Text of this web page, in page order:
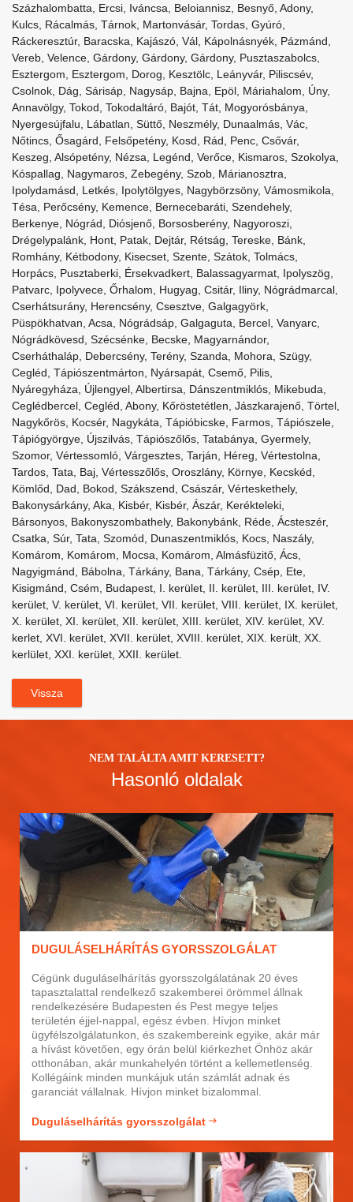
Százhalombatta, Ercsi, Iváncsa, Beloiannisz, Besnyő, Adony,
Kulcs, Rácalmás, Tárnok, Martonvásár, Tordas, Gyúró,
Ráckeresztúr, Baracska, Kajászó, Vál, Kápolnásnyék, Pázmánd,
Vereb, Velence, Gárdony, Gárdony, Gárdony, Pusztaszabolcs,
Esztergom, Esztergom, Dorog, Kesztölc, Leányvár, Piliscsév,
Csolnok, Dág, Sárisáp, Nagysáp, Bajna, Epöl, Máriahalom, Úny,
Annavölgy, Tokod, Tokodaltáró, Bajót, Tát, Mogyorósbánya,
Nyergesújfalu, Lábatlan, Süttő, Neszmély, Dunaalmás, Vác,
Nőtincs, Ősagárd, Felsőpetény, Kosd, Rád, Penc, Csővár,
Keszeg, Alsópetény, Nézsa, Legénd, Verőce, Kismaros, Szokolya,
Kóspallag, Nagymaros, Zebegény, Szob, Márianosztra,
Ipolydamásd, Letkés, Ipolytölgyes, Nagybörzsöny, Vámosmikola,
Tésa, Perőcsény, Kemence, Bernecebaráti, Szendehely,
Berkenye, Nógrád, Diósjenő, Borsosberény, Nagyoroszi,
Drégelypalánk, Hont, Patak, Dejtár, Rétság, Tereske, Bánk,
Romhány, Kétbodony, Kisecset, Szente, Szátok, Tolmács,
Horpács, Pusztaberki, Érsekvadkert, Balassagyarmat, Ipolyszög,
Patvarc, Ipolyvece, Őrhalom, Hugyag, Csitár, Iliny, Nógrádmarcal,
Cserhátsurány, Herencsény, Csesztve, Galgagyörk,
Püspökhatvan, Acsa, Nógrádsáp, Galgaguta, Bercel, Vanyarc,
Nógrádkövesd, Szécsénke, Becske, Magyarnándor,
Cserháthaláp, Debercsény, Terény, Szanda, Mohora, Szügy,
Cegléd, Tápiószentmárton, Nyársapát, Csemő, Pilis,
Nyáregyháza, Újlengyel, Albertirsa, Dánszentmiklós, Mikebuda,
Ceglédbercel, Cegléd, Abony, Kőröstetétlen, Jászkarajenő, Törtel,
Nagykőrös, Kocsér, Nagykáta, Tápióbicske, Farmos, Tápiószele,
Tápiógyörgye, Újszilvás, Tápiószőlős, Tatabánya, Gyermely,
Szomor, Vértessomló, Várgesztes, Tarján, Héreg, Vértestolna,
Tardos, Tata, Baj, Vértesszőlős, Oroszlány, Környe, Kecskéd,
Kömlőd, Dad, Bokod, Szákszend, Császár, Vérteskethely,
Bakonysárkány, Aka, Kisbér, Kisbér, Ászár, Kerékteleki,
Bársonyos, Bakonyszombathely, Bakonybánk, Réde, Ácsteszér,
Csatka, Súr, Tata, Szomód, Dunaszentmiklós, Kocs, Naszály,
Komárom, Komárom, Mocsa, Komárom, Almásfüzitő, Ács,
Nagyigmánd, Bábolna, Tárkány, Bana, Tárkány, Csép, Ete,
Kisigmánd, Csém, Budapest, I. kerület, II. kerület, III. kerület, IV.
kerület, V. kerület, VI. kerület, VII. kerület, VIII. kerület, IX. kerület,
X. kerület, XI. kerület, XII. kerület, XIII. kerület, XIV. kerület, XV.
kerlet, XVI. kerület, XVII. kerület, XVIII. kerület, XIX. került, XX.
kerlület, XXI. kerület, XXII. kerület.
Vissza
NEM TALÁLTA AMIT KERESETT?
Hasonló oldalak
DUGULÁSELHÁRÍTÁS GYORSSZOLGÁLAT
Cégünk duguláselhárítás gyorsszolgálatának 20 éves
tapasztalattal rendelkező szakemberei örömmel állnak
rendelkezésére Budapesten és Pest megye teljes
területén éjjel-nappal, egész évben. Hívjon minket
ügyfélszolgálatunkon, és szakembereink egyike, akár már
a hívást követően, egy órán belül kiérkezhet Önhöz akár
otthonában, akár munkahelyén történt a kellemetlenség.
Kollégáink minden munkájuk után számlát adnak és
garanciát vállalnak. Hívjon minket bizalommal.
Duguláselhárítás gyorsszolgálat